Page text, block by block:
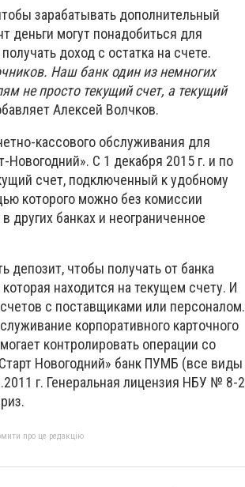
зарабатывать дополнительный
деньги могут понадобиться для
доход с остатка на счете.
Наш банк один из немногих
не просто текущий счет, а текущий
Алексей Волчков.
кассового обслуживания для
Новогодний». С 1 декабря 2015 г. и по
счет, подключенный к удобному
которого можно без комиссии
других банках и неограниченное
депозит, чтобы получать от банка
находится на текущем счету. И
с поставщиками или персоналом.
корпоративного карточного
контролировать операции со
Новогодний» банк ПУМБ (все виды
г. Генеральная лицензия НБУ № 8-2
про це редакцію